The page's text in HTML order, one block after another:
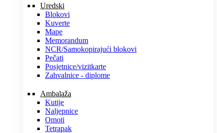
Uredski
Blokovi
Kuverte
Mape
Memorandum
NCR/Samokopirajući blokovi
Pečati
Posjetnice/vizitkarte
Zahvalnice - diplome
Ambalaža
Kutije
Naljepnice
Omoti
Tetrapak